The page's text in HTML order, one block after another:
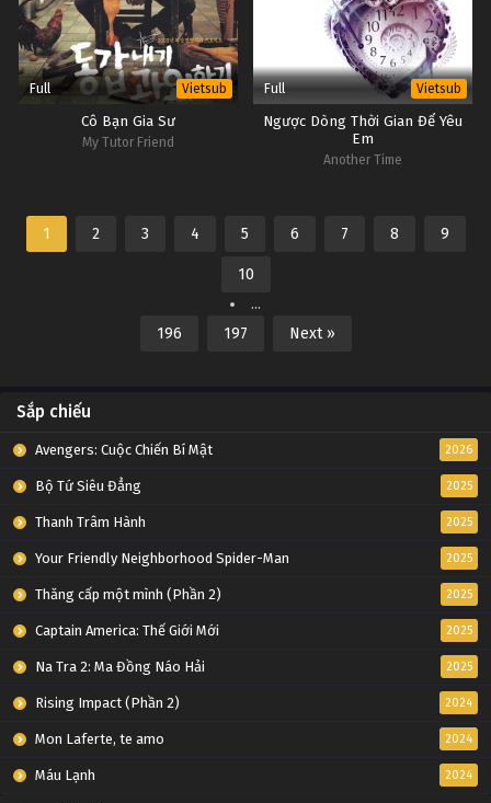
Full Vietsub
Cô Bạn Gia Sư
My Tutor Friend
Full Vietsub
Ngược Dòng Thời Gian Để Yêu
Em
Another Time
1 2 3 4 5 6 7 8 9
10
...
196
197 Next »
Sắp chiếu
Avengers: Cuộc Chiến Bí Mật 2026
Bộ Tứ Siêu Đẳng 2025
Thanh Trâm Hành 2025
Your Friendly Neighborhood Spider-Man 2025
Thăng cấp một mình (Phần 2) 2025
Captain America: Thế Giới Mới 2025
Na Tra 2: Ma Đồng Náo Hải 2025
Rising Impact (Phần 2) 2024
Mon Laferte, te amo 2024
Máu Lạnh 2024